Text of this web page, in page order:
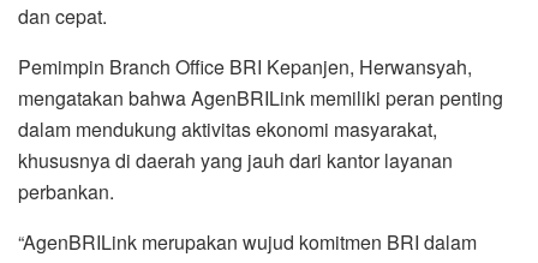
dan cepat.
Pemimpin Branch Office BRI Kepanjen, Herwansyah,
mengatakan bahwa AgenBRILink memiliki peran penting
dalam mendukung aktivitas ekonomi masyarakat,
khususnya di daerah yang jauh dari kantor layanan
perbankan.
“AgenBRILink merupakan wujud komitmen BRI dalam